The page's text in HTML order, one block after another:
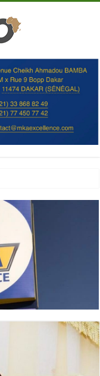
les Ivoiriens à « l’unité,